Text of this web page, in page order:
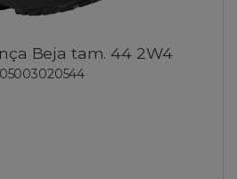
Beja tam. 44 2W4